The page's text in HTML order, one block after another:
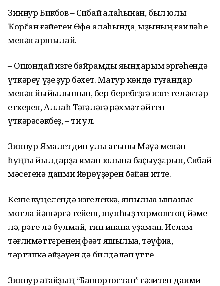
Зиннур Бикбов – Сибай ҡалаһынан, был юлы
Ҡорбан ғәйетен Өфө ҡалаһында, ҡыҙының ғаиләһе
менән ҡаршылай.
– Ошондай изге байрамды яҡындарым эргәһендә
үткәреү үҙе ҙур бәхет. Матур көндө туғандар
менән йыйылышып, бер-беребеҙгә изге теләктәр
еткереп, Аллаһ Тәғәләгә рәхмәт әйтеп
үткәрәсәкбеҙ, – ти ул.
Зиннур Ямалетдин улы ҡатыны Мәүә менән
һуңғы йылдарҙа иман юлына баҫыуҙарын, Сибай
мәсетенә даими йөрөүҙәрен бәйән итте.
Кеше күңелендә изгелеккә, яҡшылыҡҡа ышаныс
мотлаҡ йәшәргә тейеш, шунһыҙ тормоштоң йәме
лә, рәте лә булмай, тип инана уҙаман. Ислам
тәғлимәттәренең фәҡәт яҡшылыҡҡа, тәүфиҡҡа,
тәртипкә әйҙәүен дә билдәләп үтте.
Зиннур ағайҙың “Башҡортостан” гәзитен даими